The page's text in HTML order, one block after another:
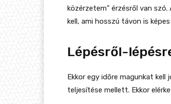
közérzetem” érzésről van
kell, ami hosszú távon is
Lépésről-
Ekkor egy időre magunkat
teljesítése mellett. Ekkor